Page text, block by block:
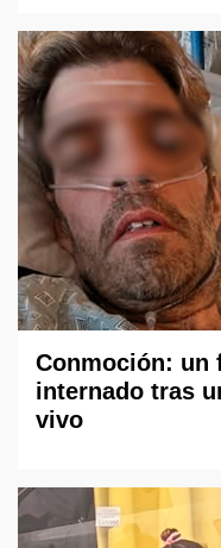
Conmoción: un
internado tras
vivo